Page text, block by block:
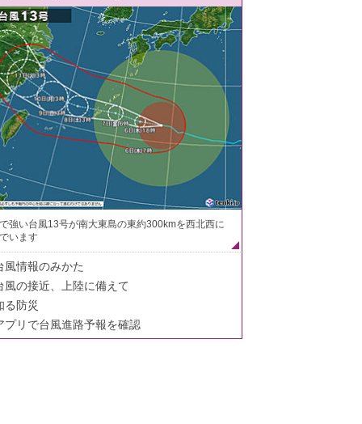
強い台風13号が南大東島の東約300kmを西北西に
います
風情報のみかた
風の接近、上陸に備えて
る防災
プリで台風進路予報を確認